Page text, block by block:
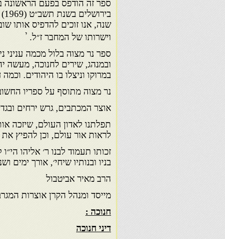
שנה, אנו זוכים להדפיס אותו
וישרותו של המחבר ז״ל. י
ספר נר מצוה בלול מכמה
במרוקו וניצלו בו היהודים.
נר מצוה מתוסף על ספריו
אוצר המכתבים, גרש ירחים
תפלתנו לאדון העולם, שיזכה
לראות אור עולם, וכן להפיץ
זכותו תעמוד לבנו ר׳ אליהו
בניו ובנותיו שיחי׳, אורך ימים
הרב מאיר אביטבול
מייסד ומנהל הקרן אוצרות
חנוכה :
דיני חנוכה